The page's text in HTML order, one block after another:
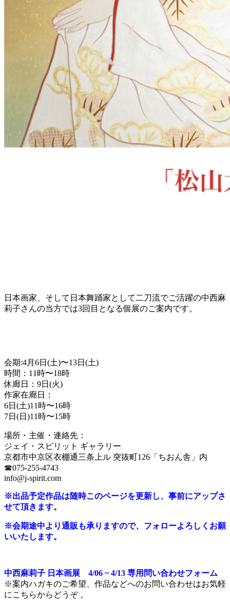
日本画家、そして日本舞踊家として二刀流でご活躍の中西麻
莉子さんの当方では3回目となる個展のご案内です。
会期:4月6日(土)〜13日(土)
時間：11時〜18時
休廊日：9日(火)
作家在廊日：
6日(土)11時〜16時
7日(日)11時〜15時
場所・主催・連絡先：
ジェイ・スピリット ギャラリー
京都市中京区衣棚通三条上ル 突抜町126「ちおん舎」内
☎︎075-255-4743
info@j-spirit.com
※出品予定作品は随時このページを更新し、事前にアップさ
せて頂きます。
※会期途中より通販も承りますので、フォローよろしくお願
いいたします。
中西麻莉子 日本画展 4/06 ~ 4/13 専用問い合わせフォーム
※案内ハガキのご希望、作品などへのお問い合わせはお気軽
にこちらからどうぞ 。